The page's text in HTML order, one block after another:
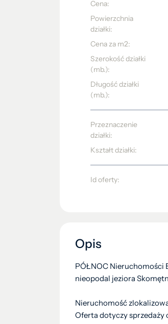
Cena:
Powierzchnia
działki:
Cena za m2:
Szerokość działki
(mb.):
Długość działki
(mb.):
Przeznaczenie
działki:
Kształt działki:
Id oferty:
Opis
PÓŁNOC Nieruchomości
nieopodal jeziora
Nieruchomość
Oferta dotyczy sprzedaży